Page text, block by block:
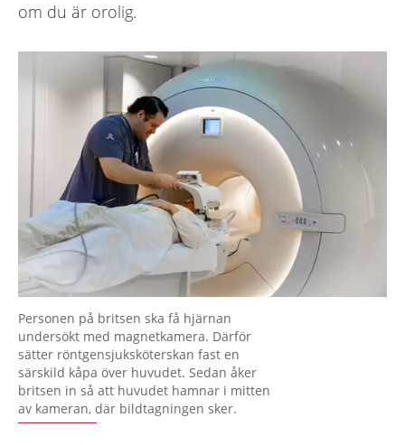
om du är orolig.
Personen på britsen ska få hjärnan
undersökt med magnetkamera. Därför
sätter röntgensjuksköterskan fast en
särskild kåpa över huvudet. Sedan åker
britsen in så att huvudet hamnar i mitten
av kameran, där bildtagningen sker.